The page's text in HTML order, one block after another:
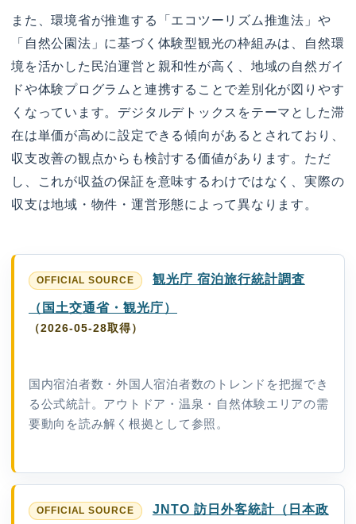
また、環境省が推進する「エコツーリズム推進法」や
「自然公園法」に基づく体験型観光の枠組みは、自然環
境を活かした民泊運営と親和性が高く、地域の自然ガイ
ドや体験プログラムと連携することで差別化が図りやす
くなっています。デジタルデトックスをテーマとした滞
在は単価が高めに設定できる傾向があるとされており、
収支改善の観点からも検討する価値があります。ただ
し、これが収益の保証を意味するわけではなく、実際の
収支は地域・物件・運営形態によって異なります。
観光庁 宿泊旅行統計調査
（国土交通省・観光庁）
（2026-05-28取得）
国内宿泊者数・外国人宿泊者数のトレンドを把握でき
る公式統計。アウトドア・温泉・自然体験エリアの需
要動向を読み解く根拠として参照。
JNTO 訪日外客統計（日本政